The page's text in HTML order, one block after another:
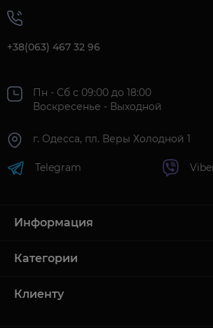
+38(063) 467 32 96
Пн - Сб с 09:00 до 18:00
Воскресенье - Выходной
г. Одесса, пл. Веры Холодной 1
Telegram
Информация
Категории
Клиенту